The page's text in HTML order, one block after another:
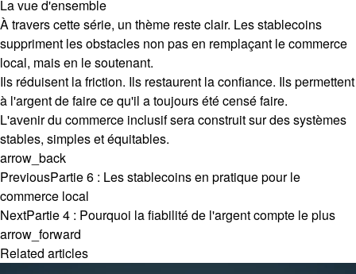
La vue d'ensemble
À travers cette série, un thème reste clair. Les stablecoins
suppriment les obstacles non pas en remplaçant le commerce
local, mais en le soutenant.
Ils réduisent la friction. Ils restaurent la confiance. Ils permettent
à l'argent de faire ce qu'il a toujours été censé faire.
L'avenir du commerce inclusif sera construit sur des systèmes
stables, simples et équitables.
arrow_back
PreviousPartie 6 : Les stablecoins en pratique pour le
commerce local
NextPartie 4 : Pourquoi la fiabilité de l'argent compte le plus
arrow_forward
Related articles